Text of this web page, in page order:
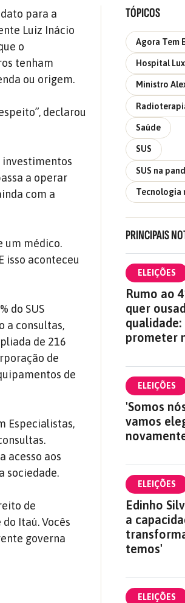
para a
Luiz Inácio
o
tenham
ou origem.
declarou
investimentos
a operar
com a
um médico.
isso aconteceu
do SUS
a consultas,
de 216
de
de
Especialistas,
acesso aos
sociedade.
de
Itaú. Vocês
governa
TÓPICOS
Agora Tem
Hospital
Ministro
Saúde
SUS
SUS na
Tecnologia
PRINCIPAIS
ELEIÇÕES
Rumo ao
quer
qualidade:
prometer
ELEIÇÕES
'Somos
vamos
ELEIÇÕES
Edinho
a
temos'
ELEIÇÕES